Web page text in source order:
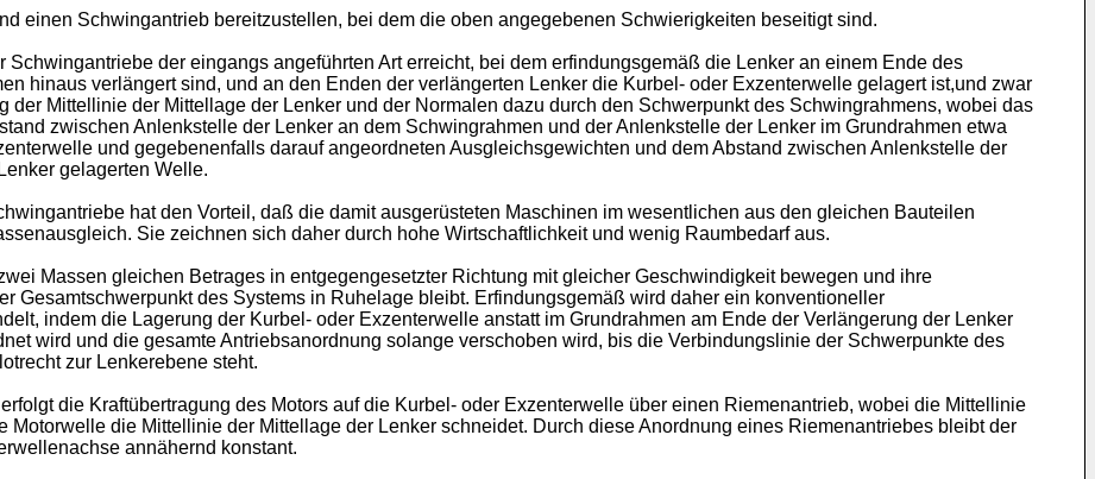
einen Schwingantrieb bereitzustellen, bei dem die oben angegebenen Schwierigkeiten beseitigt sind.
der eingangs angeführten Art erreicht, bei dem erfindungsgemäß die Lenker an einem Ende des
hinaus verlängert sind, und an den Enden der verlängerten Lenker die Kurbel- oder Exzenterwelle gelagert ist,und zwar
der Mittellinie der Mittellage der Lenker und der Normalen dazu durch den Schwerpunkt des Schwingrahmens, wobei das
zwischen Anlenkstelle der Lenker an dem Schwingrahmen und der Anlenkstelle der Lenker im Grundrahmen etwa
und gegebenenfalls darauf angeordneten Aus­gleichsgewichten und dem Abstand zwischen Anlenkstelle der
gelagerten Welle.
hat den Vorteil, daß die damit ausgerüsteten Maschinen im wesent­lichen aus den gleichen Bauteilen
Sie zeichnen sich daher durch hohe Wirtschaftlichkeit und wenig Raumbedarf aus.
Massen gleichen Betrages in entgegengesetzter Richtung mit gleicher Ge­schwindigkeit bewegen und ihre
Gesamtschwerpunkt des Systems in Ruhe­lage bleibt. Erfindungsgemäß wird daher ein konventioneller
indem die Lagerung der Kurbel- oder Exzenterwelle anstatt im Grundrahmen am Ende der Verlängerung der Lenker
wird und die gesamte Antriebsan­ordnung solange verschoben wird, bis die Verbindungslinie der Schwerpunkte des
zur Lenkerebene steht.
die Kraft­übertragung des Motors auf die Kurbel- oder Exzenterwelle über einen Riemenantrieb, wobei die Mittellinie
die Mittellinie der Mittellage der Lenker schneidet. Durch diese Anordnung eines Riemenantriebes bleibt der
annähernd konstant.